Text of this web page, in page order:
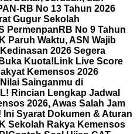
RB No 13 Tahun 2026
Gugur Sekolah
PermenpanRB No 9 Tahun
Paruh Waktu, ASN Wajib
2026 Segera
Kuota! Link Live Score
Kemensos 2026
Sainganmu di
Rincian Lengkap Jadwal
2026, Awas Salah Jam
Ini Syarat Dokumen & Aturan
Sekolah Rakya Kemensos